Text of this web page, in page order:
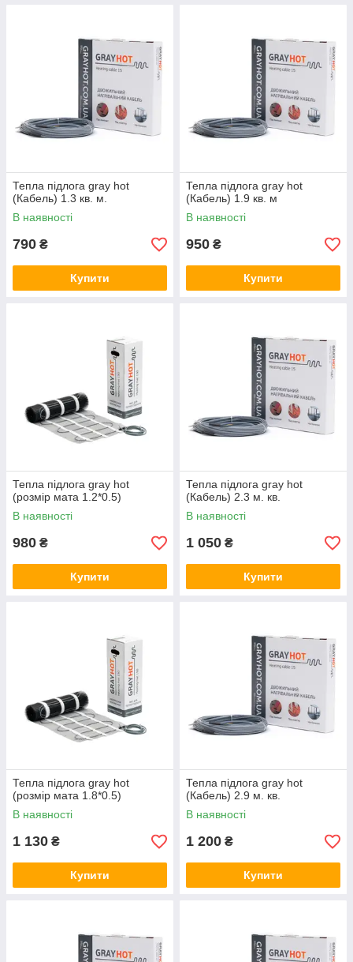
Тепла підлога gray hot
(Кабель) 1.3 кв. м.
В наявності
790 ₴
Купити
Тепла підлога gray hot
(Кабель) 1.9 кв. м
В наявності
950 ₴
Купити
Тепла підлога gray hot
(розмір мата 1.2*0.5)
В наявності
980 ₴
Купити
Тепла підлога gray hot
(Кабель) 2.3 м. кв.
В наявності
1 050 ₴
Купити
Тепла підлога gray hot
(розмір мата 1.8*0.5)
В наявності
1 130 ₴
Купити
Тепла підлога gray hot
(Кабель) 2.9 м. кв.
В наявності
1 200 ₴
Купити